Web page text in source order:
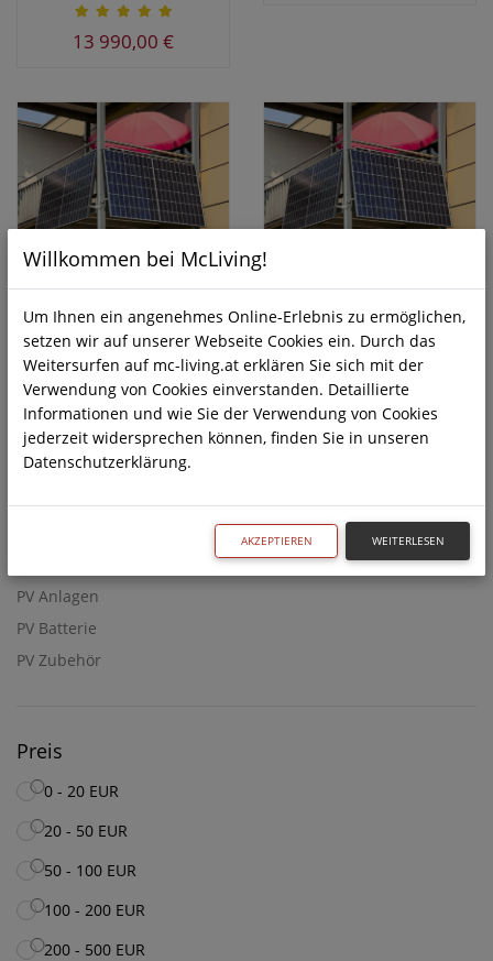
13 990,00 €
Photovoltaik
630,00 €
Photovoltaik
570,00 €
PV Anlagen
PV Batterie
PV Zubehör
Preis
0 - 20 EUR
20 - 50 EUR
50 - 100 EUR
100 - 200 EUR
200 - 500 EUR
Willkommen bei McLiving!
Um Ihnen ein angenehmes Online-Erlebnis zu ermöglichen,
setzen wir auf unserer Webseite Cookies ein. Durch das
Weitersurfen auf mc-living.at erklären Sie sich mit der
Verwendung von Cookies einverstanden. Detaillierte
Informationen und wie Sie der Verwendung von Cookies
jederzeit widersprechen können, finden Sie in unseren
Datenschutzerklärung.
AKZEPTIEREN WEITERLESEN